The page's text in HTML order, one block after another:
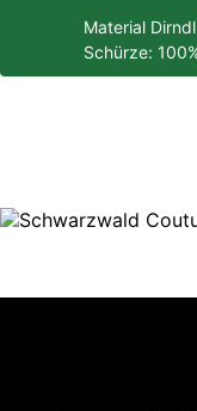
Material
Schürze: